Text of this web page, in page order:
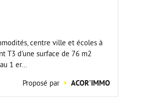
centre ville et écoles à
T3 d'une surface de 76 m2
1 er...
Proposé par
ACOR'IMMO